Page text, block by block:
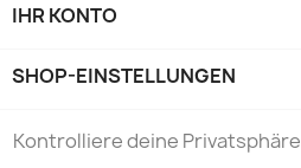
IHR KONTO
SHOP-EINSTELLUNGEN
Kontrolliere deine Privatsphäre